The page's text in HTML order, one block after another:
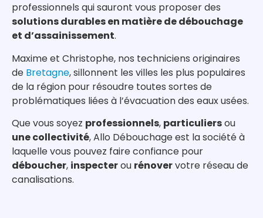
professionnels qui sauront vous proposer des
solutions durables en matière de débouchage
et d’assainissement.
Maxime et Christophe, nos techniciens originaires
de Bretagne, sillonnent les villes les plus populaires
de la région pour résoudre toutes sortes de
problématiques liées à l’évacuation des eaux usées.
Que vous soyez professionnels, particuliersou
une collectivité, Allo Débouchage est la société à
laquelle vous pouvez faire confiance pour
déboucher, inspecterou rénovervotre réseau de
canalisations.